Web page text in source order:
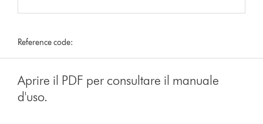
Reference code:
Aprire il PDF per consultare il manuale
d'uso.